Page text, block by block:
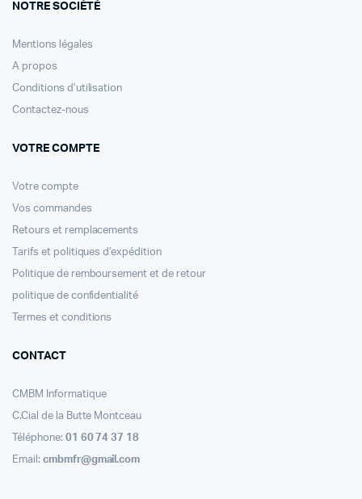
NOTRE SOCIÉTÉ
Mentions légales
A propos
Conditions d’utilisation
Contactez-nous
VOTRE COMPTE
Votre compte
Vos commandes
Retours et remplacements
Tarifs et politiques d’expédition
Politique de remboursement et de retour
politique de confidentialité
Termes et conditions
CONTACT
CMBM Informatique
C.Cial de la Butte Montceau
Téléphone: 01 60 74 37 18
Email: cmbmfr@gmail.com